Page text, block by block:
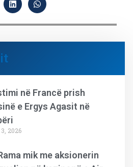
në Francë prish
e Ergys Agasit në
2026
mik me aksionerin